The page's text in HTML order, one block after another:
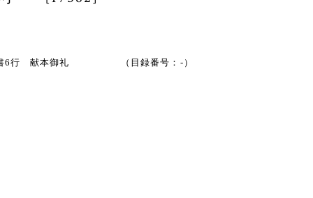
書6行 献本御礼 （目録番号：-）